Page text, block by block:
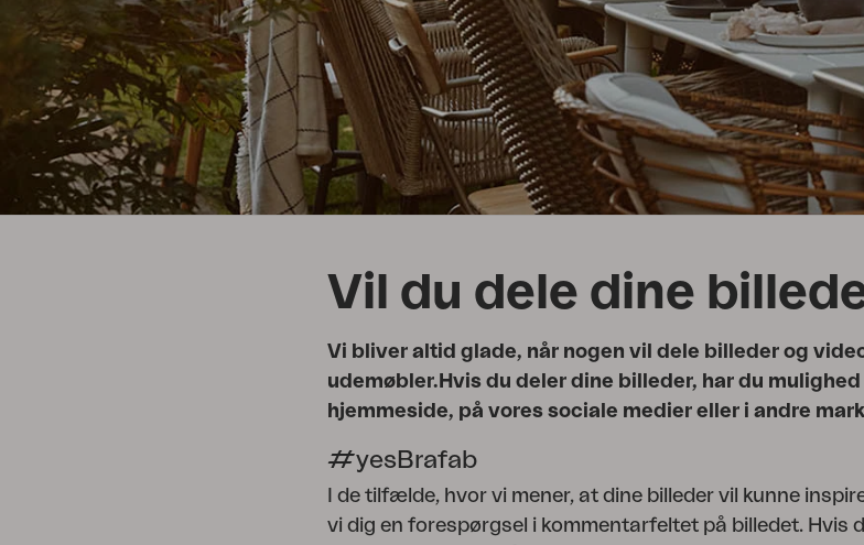
Pavillion
Tilbehør
Hynde
Opbevaring
Møbelovertræk
Salgsmateriale
Vedligeholdelsesprodukter
Sæt
Peace Grower Greens
Vil du dele dine
Vi bliver altid glade, når nogen vil dele billeder og
udemøbler.Hvis du deler dine billeder, har du
hjemmeside, på vores sociale medier eller i andre
#yesBrafab
I de tilfælde, hvor vi mener, at dine billeder vil kunne
vi dig en forespørgsel i kommentarfeltet på billedet. Hvis